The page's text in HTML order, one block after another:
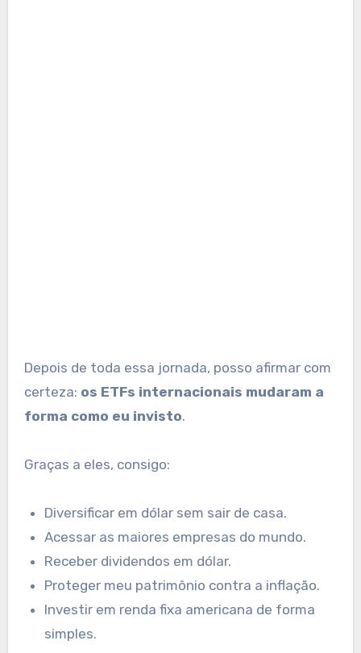
Depois de toda essa jornada, posso afirmar com
certeza: os ETFs internacionais mudaram a
forma como eu invisto.
Graças a eles, consigo:
Diversificar em dólar sem sair de casa.
Acessar as maiores empresas do mundo.
Receber dividendos em dólar.
Proteger meu patrimônio contra a inflação.
Investir em renda fixa americana de forma
simples.